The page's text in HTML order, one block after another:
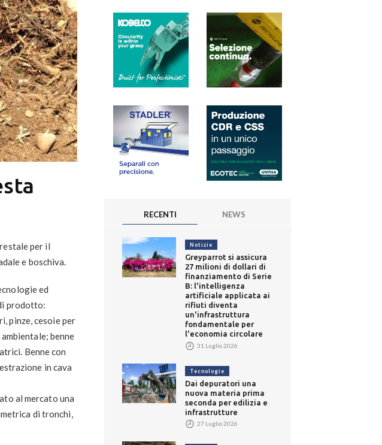
per il
e boschiva.
ed
prodotto:
pinze, cesoie per
benne
Benne con
in cava
al mercato una
di tronchi,
RECENTI NEWS
Notizie
Greyparrot si assicura
27 milioni di dollari di
finanziamento di Serie
B: l'intelligenza
artificiale applicata ai
rifiuti diventa
un'infrastruttura
fondamentale per
l'economia circolare
31 Luglio 2026
Tecnologie
Dai depuratori una
nuova materia prima
seconda per edilizia e
infrastrutture
27 Luglio 2026